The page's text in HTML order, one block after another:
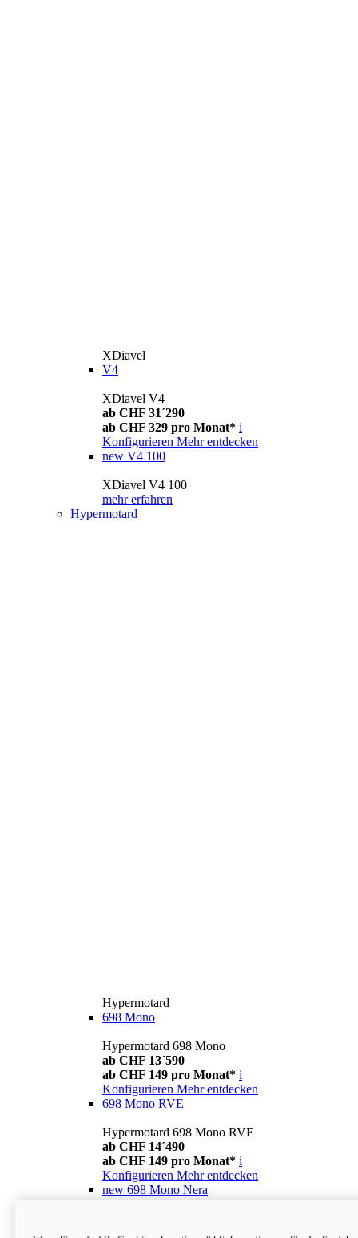
XDiavel
V4
XDiavel V4
ab CHF 31´290
ab CHF 329 pro Monat* i
Konfigurieren Mehr entdecken
new V4 100
XDiavel V4 100
mehr erfahren
Hypermotard
Hypermotard
698 Mono
Hypermotard 698 Mono
ab CHF 13´590
ab CHF 149 pro Monat* i
Konfigurieren Mehr entdecken
698 Mono RVE
Hypermotard 698 Mono RVE
ab CHF 14´490
ab CHF 149 pro Monat* i
Konfigurieren Mehr entdecken
new 698 Mono Nera
ab CHF 13´990